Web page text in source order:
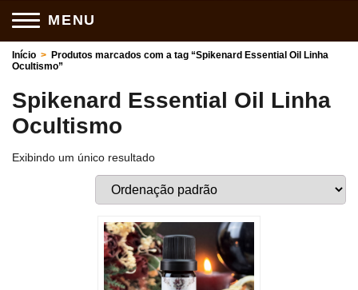
MENU
Início > Produtos marcados com a tag “Spikenard Essential Oil Linha
Ocultismo”
Spikenard Essential Oil Linha
Ocultismo
Exibindo um único resultado